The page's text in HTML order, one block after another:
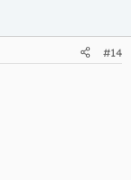
#14